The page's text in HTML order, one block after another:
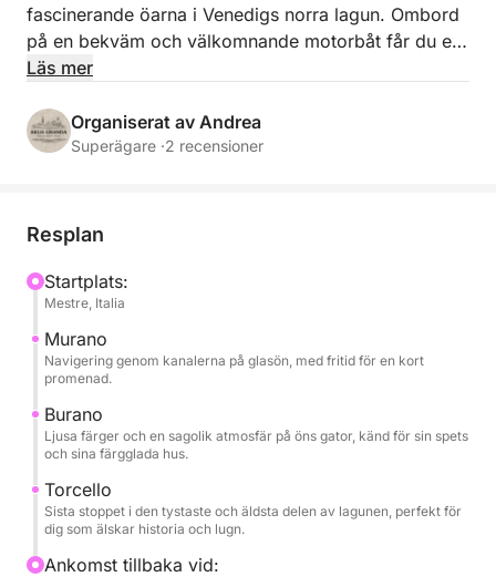
fascinerande öarna i Venedigs norra lagun. Ombord
på en bekväm och välkomnande motorbåt får du en
autentisk upplevelse bland kanaler, lugna vatten och
Murano, Burano och Torcello, tre stopp du inte får
missa för den som vill upptäcka lagunens sanna själ.
och färskt vatten, allt tillsammans med bra musik
stoppen låter dig gå av och promenera genom de
färgglada gränderna eller besöka de typiska
butikerna i fullständig frihet, med det långsamma
och avslappnade tempo som bara vatten kan
erbjuda. Turen är perfekt för dig som har ont om tid
men inte vill ge upp att se den mest autentiska och
pittoreska sidan av Venedig, i sällskap med en liten
grupp och med bekvämligheten av en privat
upplevelse.
Läs mer
Organiserat av Andrea
Superägare ·2 recensioner
Resplan
Startplats:
Mestre, Italia
Murano
Navigering genom kanalerna på glasön, med fritid för en kort
promenad.
Burano
Ljusa färger och en sagolik atmosfär på öns gator, känd för sin spets
och sina färgglada hus.
Torcello
Sista stoppet i den tystaste och äldsta delen av lagunen, perfekt för
dig som älskar historia och lugn.
Ankomst tillbaka vid: